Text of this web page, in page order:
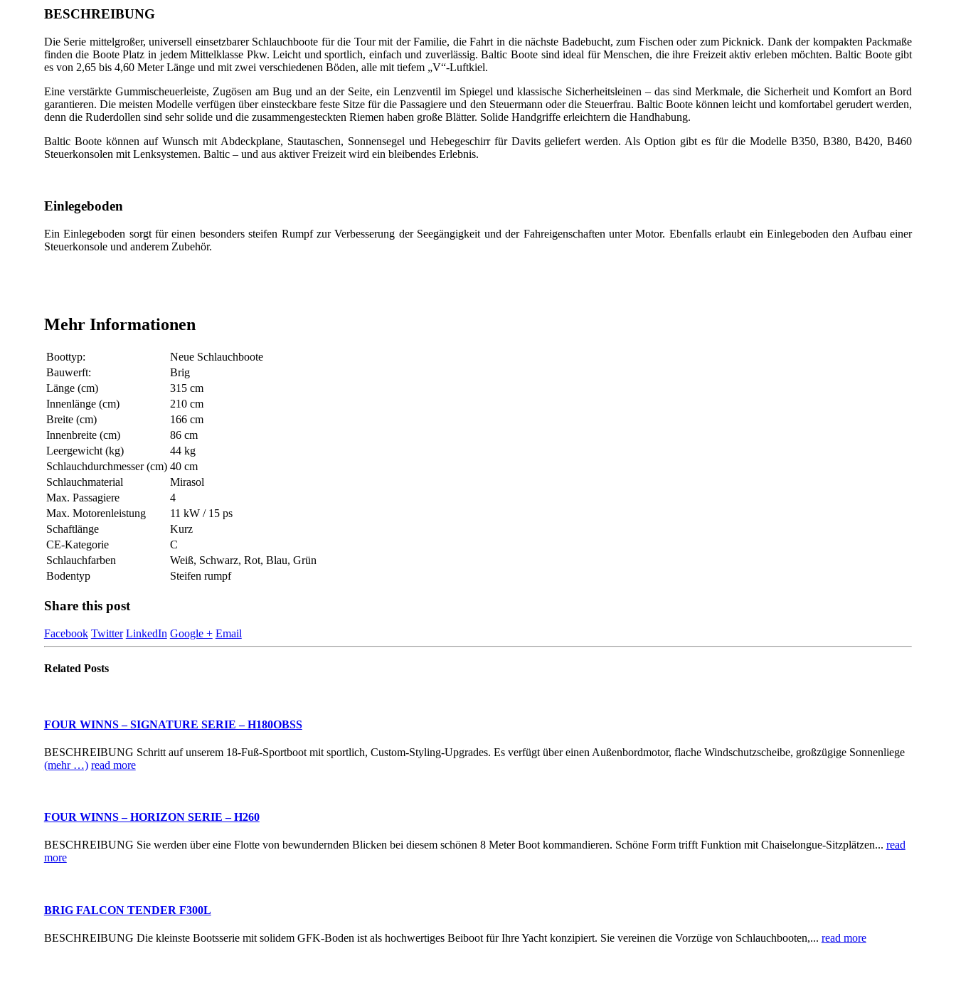
BESCHREIBUNG
Die Serie mittelgroßer, universell einsetzbarer Schlauchboote für die Tour mit der Familie, die Fahrt in die nächste Badebucht, zum Fischen oder zum Picknick. Dank der kompakten Packmaße
finden die Boote Platz in jedem Mittelklasse Pkw. Leicht und sportlich, einfach und zuverlässig. Baltic Boote sind ideal für Menschen, die ihre Freizeit aktiv erleben möchten. Baltic Boote gibt
es von 2,65 bis 4,60 Meter Länge und mit zwei verschiedenen Böden, alle mit tiefem „V“-Luftkiel.
Eine verstärkte Gummischeuerleiste, Zugösen am Bug und an der Seite, ein Lenzventil im Spiegel und klassische Sicherheitsleinen – das sind Merkmale, die Sicherheit und Komfort an Bord
garantieren. Die meisten Modelle verfügen über einsteckbare feste Sitze für die Passagiere und den Steuermann oder die Steuerfrau. Baltic Boote können leicht und komfortabel gerudert werden,
denn die Ruderdollen sind sehr solide und die zusammengesteckten Riemen haben große Blätter. Solide Handgriffe erleichtern die Handhabung.
Baltic Boote können auf Wunsch mit Abdeckplane, Stautaschen, Sonnensegel und Hebegeschirr für Davits geliefert werden. Als Option gibt es für die Modelle B350, B380, B420, B460
Steuerkonsolen mit Lenksystemen. Baltic – und aus aktiver Freizeit wird ein bleibendes Erlebnis.
Einlegeboden
Ein Einlegeboden sorgt für einen besonders steifen Rumpf zur Verbesserung der Seegängigkeit und der Fahreigenschaften unter Motor. Ebenfalls erlaubt ein Einlegeboden den Aufbau einer
Steuerkonsole und anderem Zubehör.
Mehr Informationen
Boottyp:
Neue Schlauchboote
Bauwerft:
Brig
Länge (cm)
315 cm
Innenlänge (cm)
210 cm
Breite (cm)
166 cm
Innenbreite (cm)
86 cm
Leergewicht (kg)
44 kg
Schlauchdurchmesser (cm) 40 cm
Schlauchmaterial
Mirasol
Max. Passagiere
4
Max. Motorenleistung
11 kW / 15 ps
Schaftlänge
Kurz
CE-Kategorie
C
Schlauchfarben
Weiß, Schwarz, Rot, Blau, Grün
Bodentyp
Steifen rumpf
Share this post
Facebook Twitter LinkedIn Google + Email
Related Posts
FOUR WINNS – SIGNATURE SERIE – H180OBSS
BESCHREIBUNG Schritt auf unserem 18-Fuß-Sportboot mit sportlich, Custom-Styling-Upgrades. Es verfügt über einen Außenbordmotor, flache Windschutzscheibe, großzügige Sonnenliege
(mehr …) read more
FOUR WINNS – HORIZON SERIE – H260
BESCHREIBUNG Sie werden über eine Flotte von bewundernden Blicken bei diesem schönen 8 Meter Boot kommandieren. Schöne Form trifft Funktion mit Chaiselongue-Sitzplätzen... read
more
BRIG FALCON TENDER F300L
BESCHREIBUNG Die kleinste Bootsserie mit solidem GFK-Boden ist als hochwertiges Beiboot für Ihre Yacht konzipiert. Sie vereinen die Vorzüge von Schlauchbooten,... read more